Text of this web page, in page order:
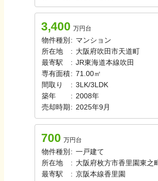
3,400 万円台
物件種別 : マンション
所在地
: 大阪府吹田市天道町
最寄駅
: JR東海道本線吹田
専有面積: 71.00㎡
間取り
: 3LK/3LDK
築年
: 2008年
売却時期 : 2025年9月
700 万円台
物件種別 : 一戸建て
所在地
: 大阪府枚方市香里園東之町
最寄駅
: 京阪本線香里園